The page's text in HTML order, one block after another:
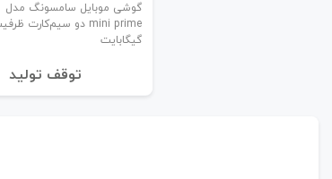
گیگابایت
توقف تولید